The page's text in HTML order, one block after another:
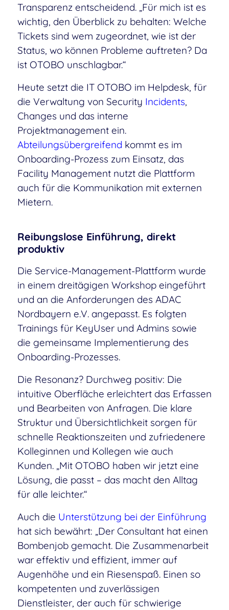
Transparenz entscheidend. „Für mich ist es
wichtig, den Überblick zu behalten: Welche
Tickets sind wem zugeordnet, wie ist der
Status, wo können Probleme auftreten? Da
ist OTOBO unschlagbar.“
Heute setzt die IT OTOBO im Helpdesk, für
die Verwaltung von Security Incidents,
Changes und das interne
Projektmanagement ein.
Abteilungsübergreifend kommt es im
Onboarding-Prozess zum Einsatz, das
Facility Management nutzt die Plattform
auch für die Kommunikation mit externen
Mietern.
Reibungslose Einführung, direkt
produktiv
Die Service-Management-Plattform wurde
in einem dreitägigen Workshop eingeführt
und an die Anforderungen des ADAC
Nordbayern e.V. angepasst. Es folgten
Trainings für KeyUser und Admins sowie
die gemeinsame Implementierung des
Onboarding-Prozesses.
Die Resonanz? Durchweg positiv: Die
intuitive Oberfläche erleichtert das Erfassen
und Bearbeiten von Anfragen. Die klare
Struktur und Übersichtlichkeit sorgen für
schnelle Reaktionszeiten und zufriedenere
Kolleginnen und Kollegen wie auch
Kunden. „Mit OTOBO haben wir jetzt eine
Lösung, die passt – das macht den Alltag
für alle leichter.“
Auch die Unterstützung bei der Einführung
hat sich bewährt: „Der Consultant hat einen
Bombenjob gemacht. Die Zusammenarbeit
war effektiv und effizient, immer auf
Augenhöhe und ein Riesenspaß. Einen so
kompetenten und zuverlässigen
Dienstleister, der auch für schwierige